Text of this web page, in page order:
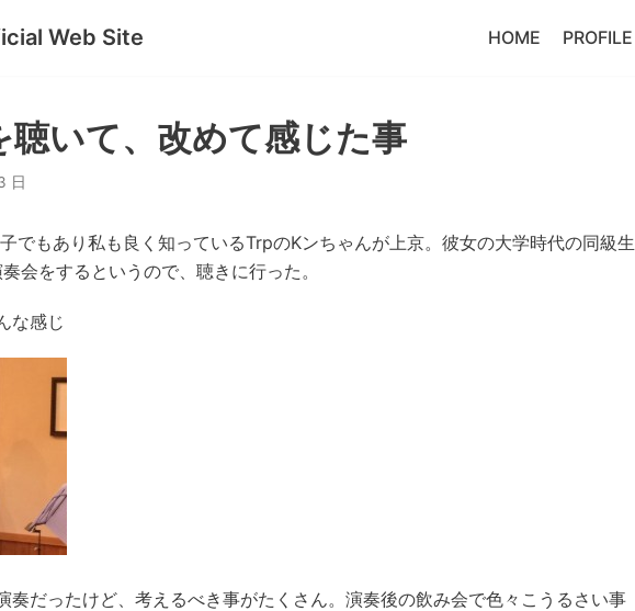
Web Site HOME PROFILE
聴いて、改めて感じた事
日
でもあり私も良く知っているTrpのKンちゃんが上京。彼女の大学時代の同級生
会をするというので、聴きに行った。
な感じ
奏だったけど、考えるべき事がたくさん。演奏後の飲み会で色々こうるさい事